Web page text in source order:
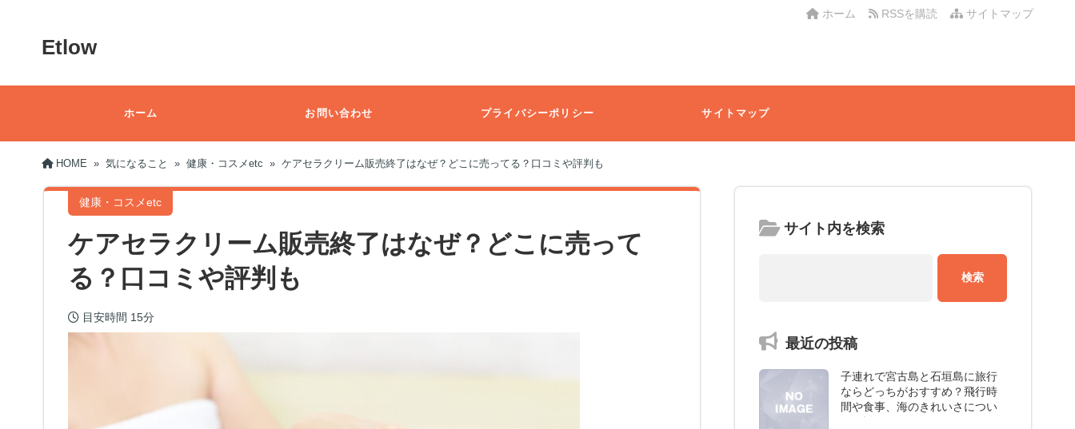
サイトマップ
RSSを購読
ホーム
Etlow
ホーム お問い合わせ プライバシーポリシー サイトマップ
HOME » 気になること » 健康・コスメetc » ケアセラクリーム販売終了はなぜ？どこに売ってる？口コミや評判も
健康・コスメetc
ケアセラクリーム販売終了はなぜ？どこに売って
る？口コミや評判も
目安時間 15分
サイト内を検索
最近の投稿
子連れで宮古島と石垣島に旅行
ならどっちがおすすめ？飛行時
間や食事、海のきれいさについ